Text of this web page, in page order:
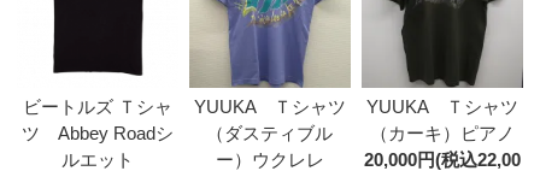
ビートルズ Ｔシャ
ツ Abbey Roadシ
ルエット
YUUKA Ｔシャツ
（ダスティブル
ー）ウクレレ
YUUKA Ｔシャツ
（カーキ）ピアノ
20,000円(税込22,00